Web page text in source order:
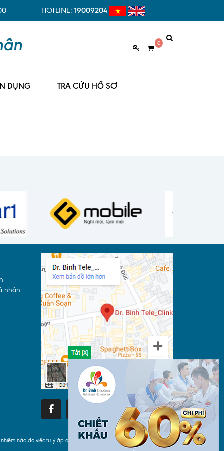
HOTLINE: 19009204
0
DỤNG TRA CỨU HỒ SƠ
nhân
nào do việc tự ý áp dụng các thông tin trên Drbinh.com gây ra.